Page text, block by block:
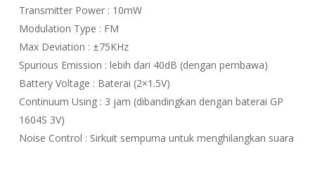
Transmitter Power : 10mW
Modulation Type : FM
Max Deviation : ±75KHz
Spurious Emission : lebih dari 40dB (dengan pembawa)
Battery Voltage : Baterai (2×1.5V)
Continuum Using : 3 jam (dibandingkan dengan baterai GP
1604S 3V)
Noise Control : Sirkuit sempurna untuk menghilangkan suara